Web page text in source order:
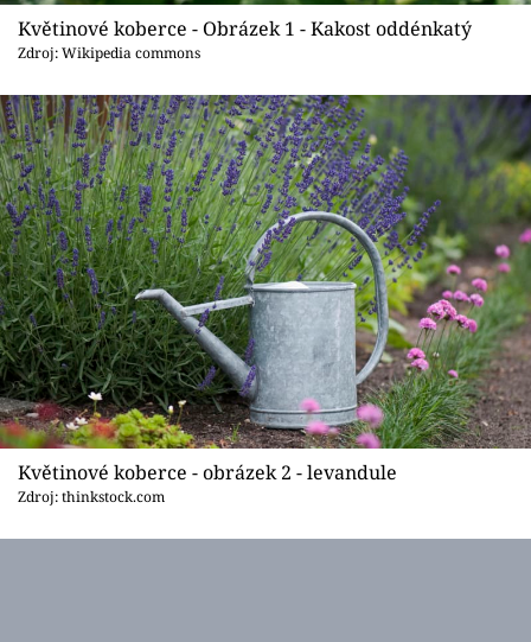
Sledujte nás
Květinové koberce - Obrázek 1 - Kakost oddénkatý
Zdroj: Wikipedia commons
Květinové koberce - obrázek 2 - levandule
Zdroj: thinkstock.com